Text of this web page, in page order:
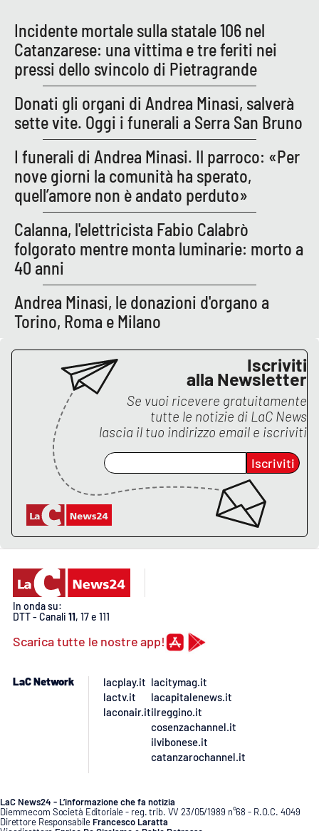
Società
Sport
RUBRICHE
Good Morning Vietnam
Parchi Marini Calabria
Leggendo Alvaro insieme
Imprese Di Calabria
Le perfidie di Antonella Grippo
Venti di comunicazione
STREAMING
LaC TV
LaC Network
LaC OnAir
LOCALI
Catanzaro
Crotone
Reggio Calabria
Incidente mortale sulla statale 106 nel
Catanzarese: una vittima e tre feriti nei
pressi dello svincolo di Pietragrande
Donati gli organi di Andrea Minasi, salverà
sette vite. Oggi i funerali a Serra San Bruno
I funerali di Andrea Minasi. Il parroco: «Per
nove giorni la comunità ha sperato,
quell’amore non è andato perduto»
Calanna, l'elettricista Fabio Calabrò
folgorato mentre monta luminarie: morto a
40 anni
Andrea Minasi, le donazioni d'organo a
Torino, Roma e Milano
Iscriviti
alla Newsletter
Se vuoi ricevere gratuitamente
tutte le notizie di LaC News
lascia il tuo indirizzo email e iscriviti
Iscriviti
In onda su:
DTT - Canali 11, 17 e 111
Scarica tutte le nostre app!
LaC Network
lacplay.it
lactv.it
laconair.it
lacitymag.it
lacapitalenews.it
ilreggino.it
cosenzachannel.it
ilvibonese.it
catanzarochannel.it
LaC News24 - L’informazione che fa notizia
Diemmecom Società Editoriale - reg. trib. VV 23/05/1989 n°68 - R.O.C. 4049
Direttore Responsabile Francesco Laratta